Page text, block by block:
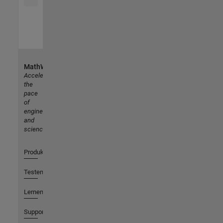
MathWorks
Accelerating
the
pace
of
engineering
and
science
Produkte
Testen oder Kaufen
Lernen
Support